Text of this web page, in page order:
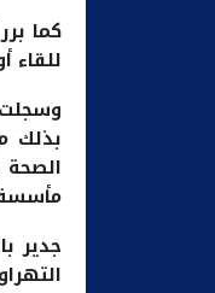
كما
للقاء
وسجلت
بذلك
مأسسة
جدير
التهراوي